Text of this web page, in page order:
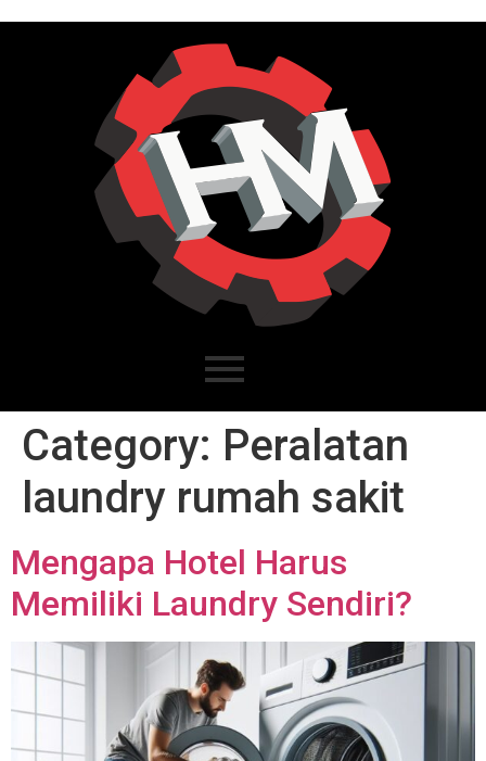
Category: Peralatan
laundry rumah sakit
Mengapa Hotel Harus
Memiliki Laundry Sendiri?